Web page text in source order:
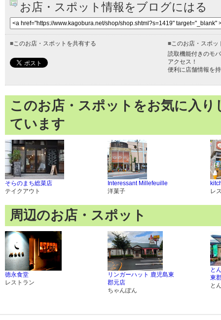
お店・スポット情報をブログにはる
■このお店・スポットを共有する ■このお店・スポッ
読取機能付きのモ
アクセス！
便利に店舗情報を
このお店・スポットをお気に入
ています
そらのまち総菜店
テイクアウト
Interessant Millefeuille
洋菓子
レ
周辺のお店・スポット
徳永食堂
レストラン
リンガーハット 鹿児島東
郡元店
ちゃんぽん
と
東
と